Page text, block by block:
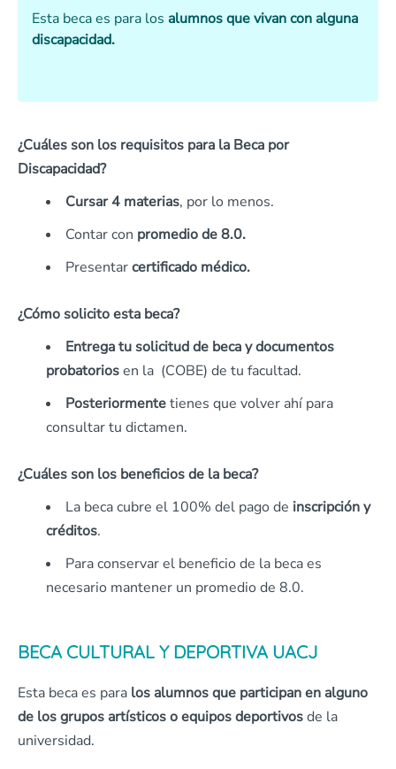
Esta beca es para los alumnos que vivan con alguna
discapacidad.
¿Cuáles son los requisitos para la Beca por
Discapacidad?
Cursar 4 materias, por lo menos.
Contar con promedio de 8.0.
Presentarcertificado médico.
¿Cómo solicito esta beca?
Entrega tu solicitud de beca y documentos
probatoriosen la (COBE) de tu facultad.
Posteriormentetienes que volver ahí para
consultar tu dictamen.
¿Cuáles son los beneficios de la beca?
La beca cubre el 100% del pago de inscripción y
créditos.
Para conservar el beneficio de la beca es
necesario mantener un promedio de 8.0.
BECA CULTURAL Y DEPORTIVA UACJ
Esta beca es para los alumnos que participan en alguno
de los grupos artísticos o equipos deportivosde la
universidad.